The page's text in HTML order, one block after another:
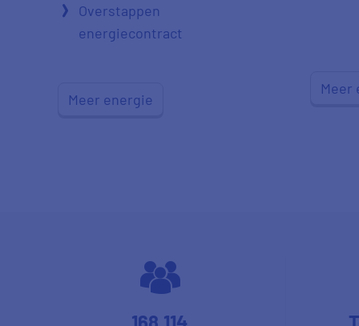
Overstappen
energiecontract
Meer energie
Meer